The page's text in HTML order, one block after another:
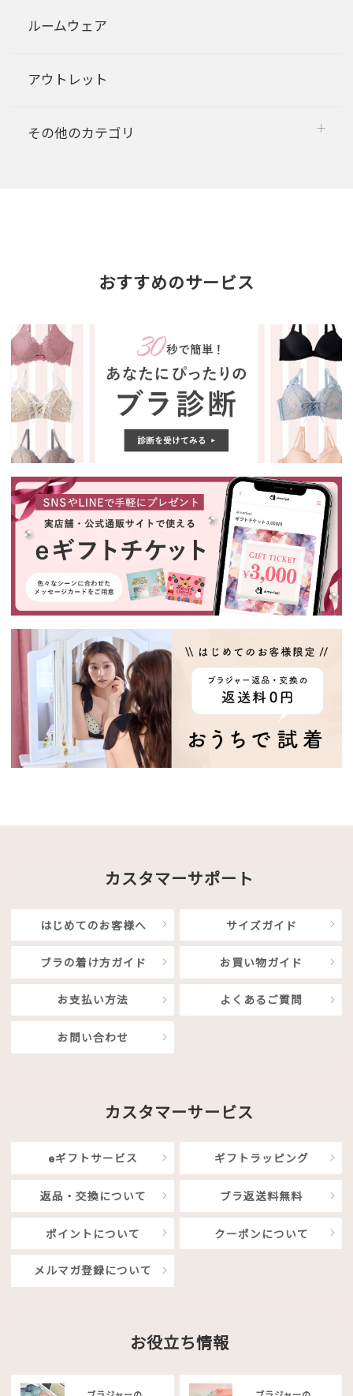
ルームウェア
アウトレット
その他のカテゴリ
おすすめのサービス
カスタマーサポート
はじめてのお客様へ サイズガイド
ブラの着け方ガイド お買い物ガイド
お支払い方法 よくあるご質問
お問い合わせ
カスタマーサービス
eギフトサービス ギフトラッピング
返品・交換について ブラ返送料無料
ポイントについて クーポンについて
メルマガ登録について
お役立ち情報